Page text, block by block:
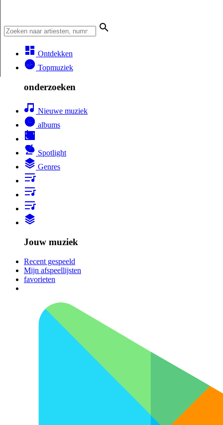
Ontdekken
Topmuziek
onderzoeken
Nieuwe muziek
albums
Spotlight
Genres
Jouw muziek
Recent gespeeld
Mijn afspeellijsten
favorieten